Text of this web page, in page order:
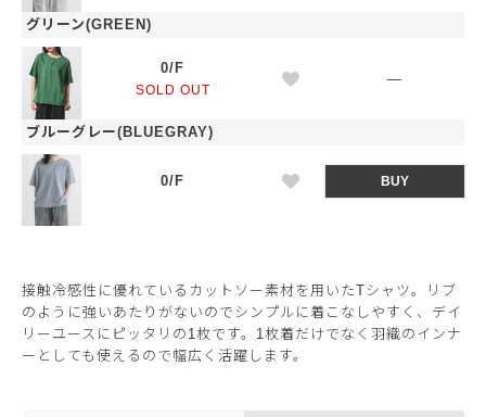
グリーン(GREEN)
0/F
SOLD OUT
—
ブルーグレー(BLUEGRAY)
0/F BUY
接触冷感性に優れているカットソー素材を用いたTシャツ。リブ
のように強いあたりがないのでシンプルに着こなしやすく、デイ
リーユースにピッタリの1枚です。1枚着だけでなく羽織のインナ
ーとしても使えるので幅広く活躍します。